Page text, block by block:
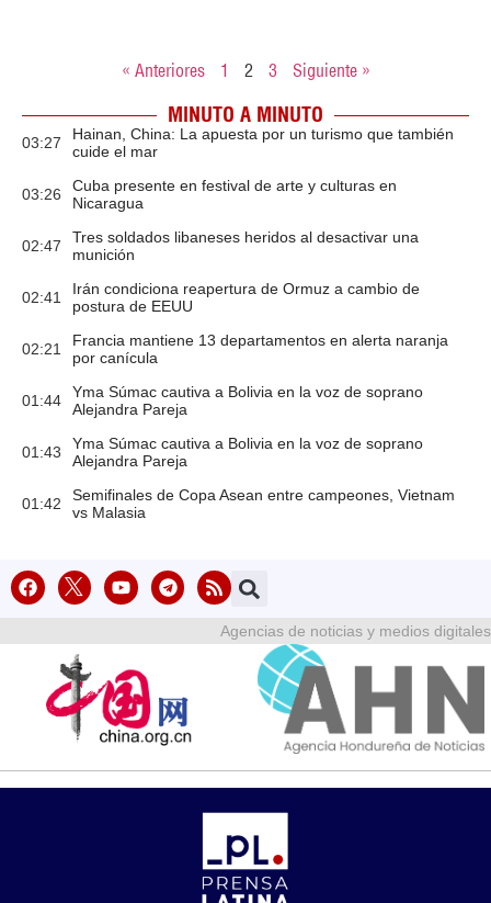
« Anteriores 1 2 3 Siguiente »
MINUTO A MINUTO
03:27
Hainan, China: La apuesta por un turismo que también
cuide el mar
03:26
Cuba presente en festival de arte y culturas en
Nicaragua
02:47
Tres soldados libaneses heridos al desactivar una
munición
02:41
Irán condiciona reapertura de Ormuz a cambio de
postura de EEUU
02:21
Francia mantiene 13 departamentos en alerta naranja
por canícula
01:44
Yma Súmac cautiva a Bolivia en la voz de soprano
Alejandra Pareja
01:43
Yma Súmac cautiva a Bolivia en la voz de soprano
Alejandra Pareja
01:42
Semifinales de Copa Asean entre campeones, Vietnam
vs Malasia
Agencias de noticias y medios digitales